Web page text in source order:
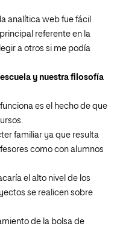
analítica web fue fácil
referente en la
a otros si me podía
y nuestra filosofía
es el hecho de que
familiar ya que resulta
como con alumnos
el alto nivel de los
se realicen sobre
de la bolsa de